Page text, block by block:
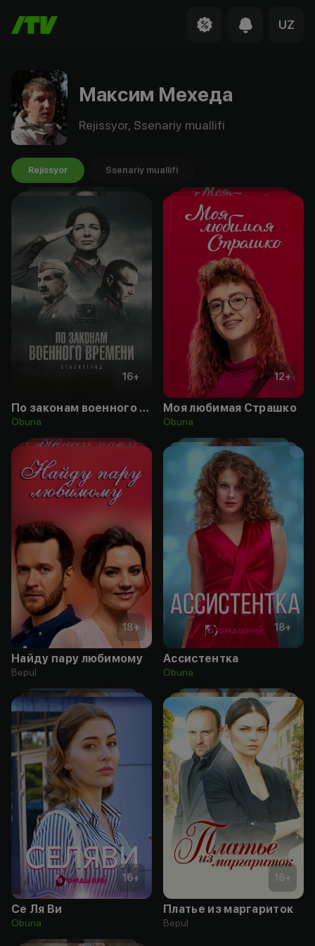
UZ
Максим Мехеда
Rejissyor, Ssenariy muallifi
Rejissyor Ssenariy muallifi
16+
По законам военного времени
Obuna
12+
Моя любимая Страшко
Obuna
18+
Найду пару любимому
Bepul
18+
Ассистентка
Obuna
16+
Се Ля Ви
Obuna
16+
Платье из маргариток
Bepul